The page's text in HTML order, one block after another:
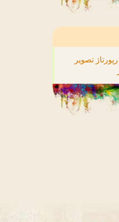
رپورتاژ تصویر